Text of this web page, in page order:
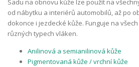
Sadu na obnovu kůže lze použít na
od nábytku a interiérů automobilů, až po
dokonce i jezdecké kůže. Funguje na
různých typech vláken.
Anilinová a semianilinová kůže
Pigmentovaná kůže / vrchní kůže